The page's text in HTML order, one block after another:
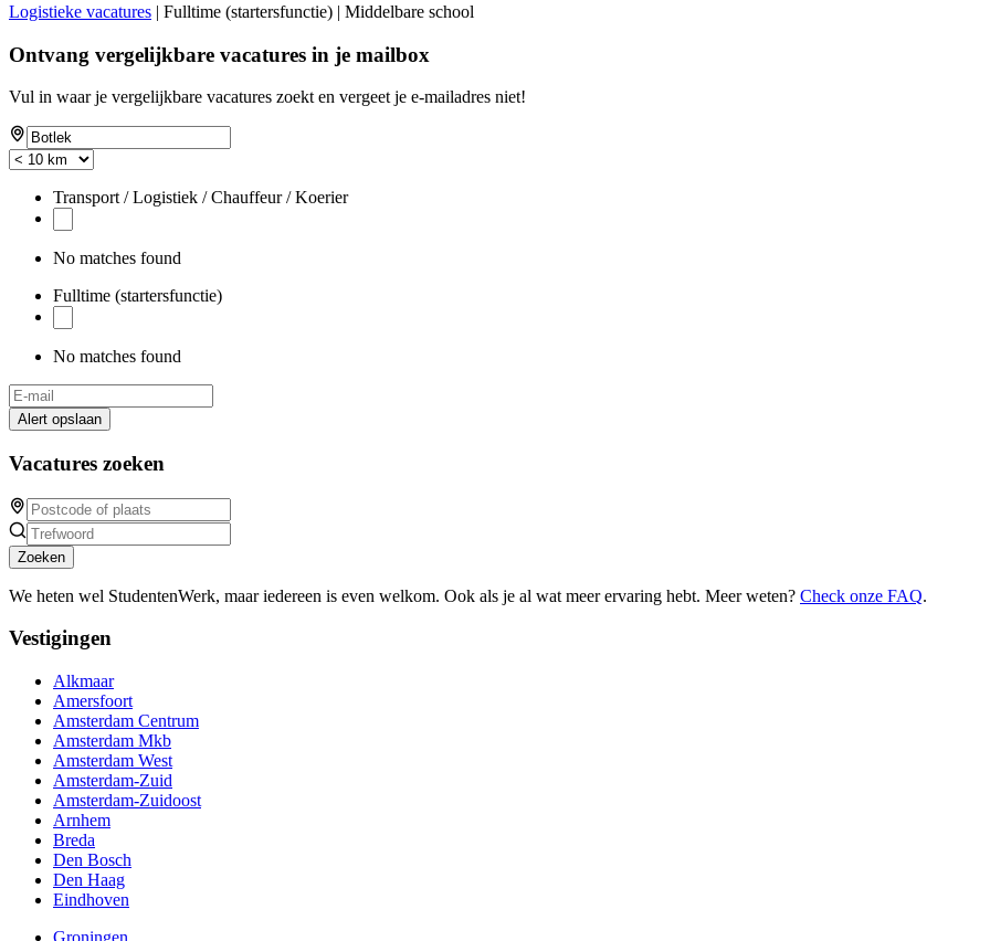
Logistieke vacatures | Fulltime (startersfunctie) | Middelbare school
Ontvang vergelijkbare vacatures in je mailbox
Vul in waar je vergelijkbare vacatures zoekt en vergeet je e-mailadres niet!
Transport / Logistiek / Chauffeur / Koerier
No matches found
Fulltime (startersfunctie)
No matches found
Alert opslaan
Vacatures zoeken
Zoeken
We heten wel StudentenWerk, maar iedereen is even welkom. Ook als je al wat meer ervaring hebt. Meer weten? Check onze FAQ.
Vestigingen
Alkmaar
Amersfoort
Amsterdam Centrum
Amsterdam Mkb
Amsterdam West
Amsterdam-Zuid
Amsterdam-Zuidoost
Arnhem
Breda
Den Bosch
Den Haag
Eindhoven